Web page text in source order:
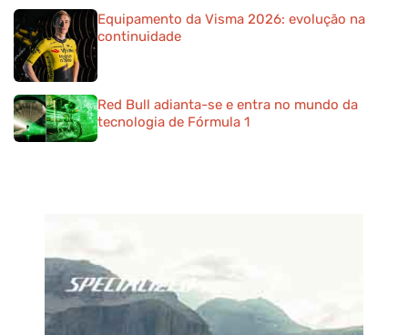
Equipamento da Visma 2026: evolução na
continuidade
Red Bull adianta-se e entra no mundo da
tecnologia de Fórmula 1